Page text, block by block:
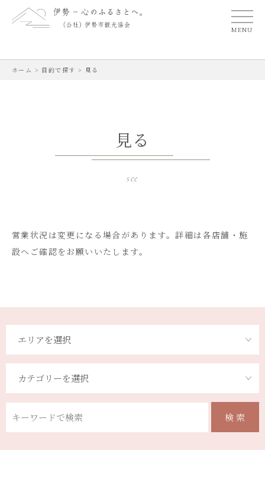
MENU
ホーム > 目的で探す > 見る
見る
see
営業状況は変更になる場合があります。詳細は各店舗・施
設へご確認をお願いいたします。